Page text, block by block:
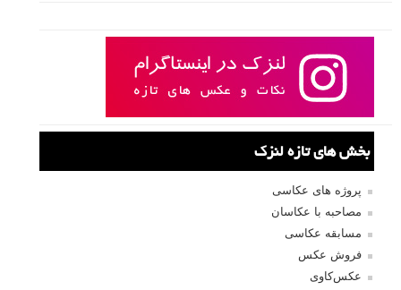
بخش های تازه لنزک
پروژه های عکاسی
مصاحبه با عکاسان
مسابقه عکاسی
فروش عکس
عکس‌کاوی